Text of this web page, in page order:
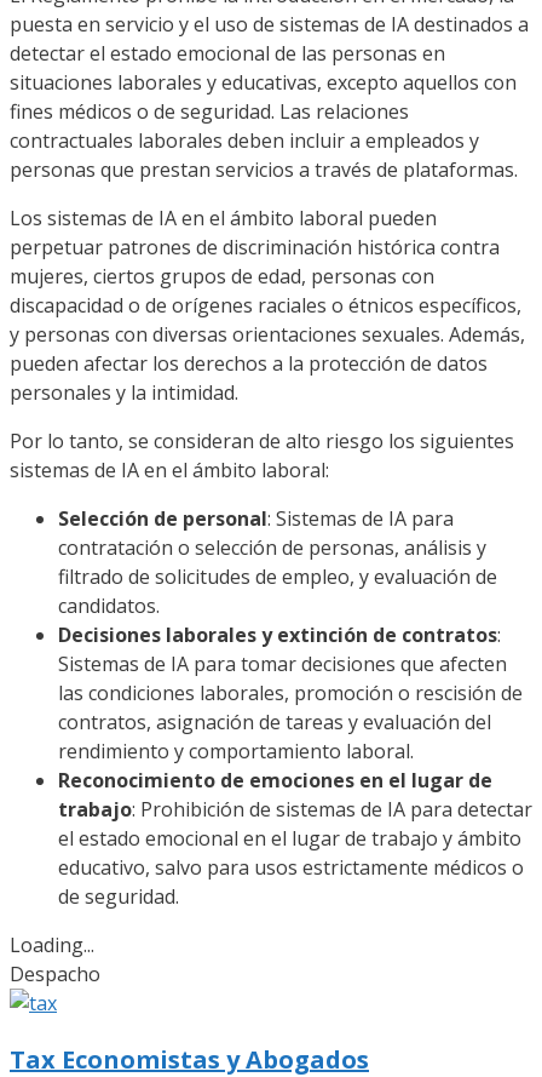
puesta en servicio y el uso de sistemas de IA destinados a
detectar el estado emocional de las personas en
situaciones laborales y educativas, excepto aquellos con
fines médicos o de seguridad. Las relaciones
contractuales laborales deben incluir a empleados y
personas que prestan servicios a través de plataformas.
Los sistemas de IA en el ámbito laboral pueden
perpetuar patrones de discriminación histórica contra
mujeres, ciertos grupos de edad, personas con
discapacidad o de orígenes raciales o étnicos específicos,
y personas con diversas orientaciones sexuales. Además,
pueden afectar los derechos a la protección de datos
personales y la intimidad.
Por lo tanto, se consideran de alto riesgo los siguientes
sistemas de IA en el ámbito laboral:
Selección de personal: Sistemas de IA para
contratación o selección de personas, análisis y
filtrado de solicitudes de empleo, y evaluación de
candidatos.
Decisiones laborales y extinción de contratos:
Sistemas de IA para tomar decisiones que afecten
las condiciones laborales, promoción o rescisión de
contratos, asignación de tareas y evaluación del
rendimiento y comportamiento laboral.
Reconocimiento de emociones en el lugar de
trabajo: Prohibición de sistemas de IA para detectar
el estado emocional en el lugar de trabajo y ámbito
educativo, salvo para usos estrictamente médicos o
de seguridad.
Loading...
Despacho
Tax Economistas y Abogados